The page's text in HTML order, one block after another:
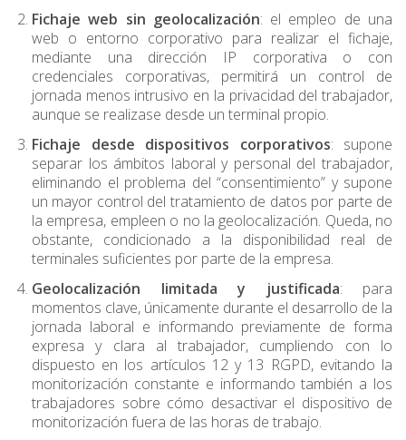
Fichaje web sin geolocalización: el empleo de una
web o entorno corporativo para realizar el fichaje,
mediante una dirección IP corporativa o con
credenciales corporativas, permitirá un control de
jornada menos intrusivo en la privacidad del trabajador,
aunque se realizase desde un terminal propio.
Fichaje desde dispositivos corporativos: supone
separar los ámbitos laboral y personal del trabajador,
eliminando el problema del “consentimiento” y supone
un mayor control del tratamiento de datos por parte de
la empresa, empleen o no la geolocalización. Queda, no
obstante, condicionado a la disponibilidad real de
terminales suficientes por parte de la empresa.
Geolocalización limitada y justificada: para
momentos clave, únicamente durante el desarrollo de la
jornada laboral e informando previamente de forma
expresa y clara al trabajador, cumpliendo con lo
dispuesto en los artículos 12 y 13 RGPD, evitando la
monitorización constante e informando también a los
trabajadores sobre cómo desactivar el dispositivo de
monitorización fuera de las horas de trabajo.